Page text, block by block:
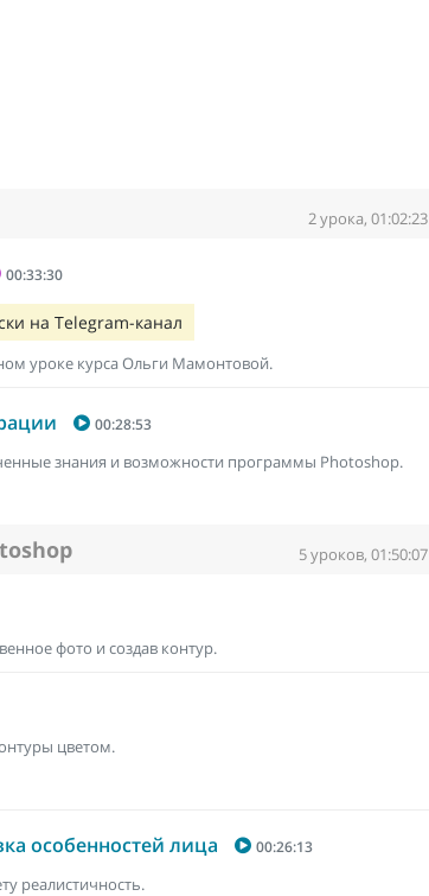
2 урока, 01:02:23
00:33:30
на Telegram-канал
уроке курса Ольги Мамонтовой.
00:28:53
знания и возможности программы Photoshop.
5 уроков, 01:50:07
фото и создав контур.
цветом.
особенностей лица 00:26:13
реалистичность.